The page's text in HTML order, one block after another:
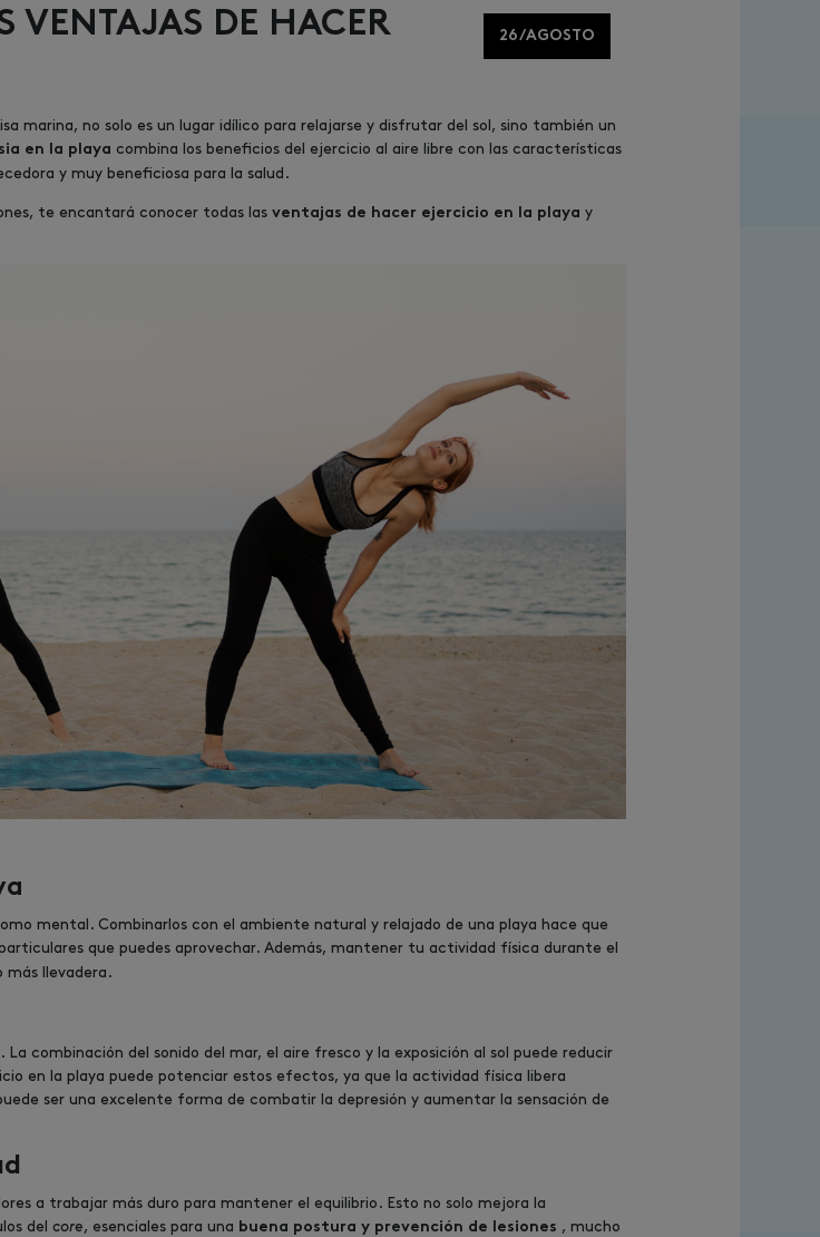
VENTAJAS DE HACER
26/AGOSTO
marina, no solo es un lugar idílico para relajarse y disfrutar del sol, sino también un
en la playa combina los beneficios del ejercicio al aire libre con las características
y muy beneficiosa para la salud.
te encantará conocer todas las ventajas de hacer ejercicio en la playa y
mental. Combinarlos con el ambiente natural y relajado de una playa hace que
que puedes aprovechar. Además, mantener tu actividad física durante el
más llevadera.
combinación del sonido del mar, el aire fresco y la exposición al sol puede reducir
en la playa puede potenciar estos efectos, ya que la actividad física libera
ser una excelente forma de combatir la depresión y aumentar la sensación de
a trabajar más duro para mantener el equilibrio. Esto no solo mejora la
del core, esenciales para una buena postura y prevención de lesiones , mucho